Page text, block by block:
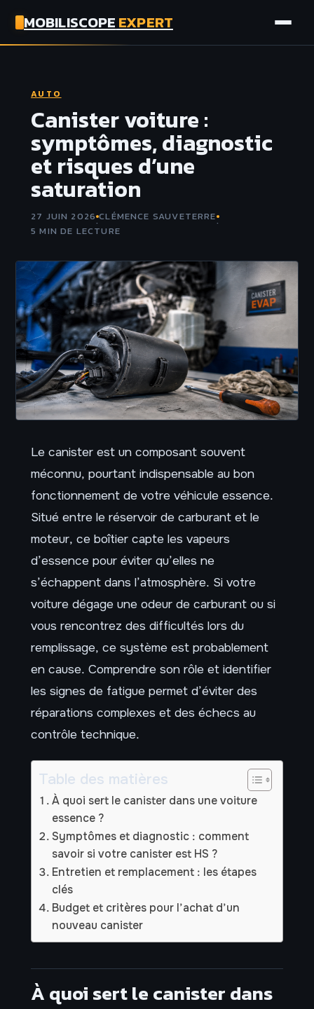
MOBILISCOPEEXPERT
ASSURANCE
AUTO
Canister voiture :
symptômes, diagnostic
et risques d’une
saturation
27 JUIN 2026·CLÉMENCE SAUVETERRE·
5 MIN DE LECTURE
Le canister est un composant souvent
méconnu, pourtant indispensable au bon
fonctionnement de votre véhicule essence.
Situé entre le réservoir de carburant et le
moteur, ce boîtier capte les vapeurs
d’essence pour éviter qu’elles ne
s’échappent dans l’atmosphère. Si votre
voiture dégage une odeur de carburant ou si
vous rencontrez des difficultés lors du
remplissage, ce système est probablement
en cause. Comprendre son rôle et identifier
les signes de fatigue permet d’éviter des
réparations complexes et des échecs au
contrôle technique.
Table des matières
À quoi sert le canister dans une voiture
essence ?
Symptômes et diagnostic : comment
savoir si votre canister est HS ?
Entretien et remplacement : les étapes
clés
Budget et critères pour l’achat d’un
nouveau canister
À quoi sert le canister dans